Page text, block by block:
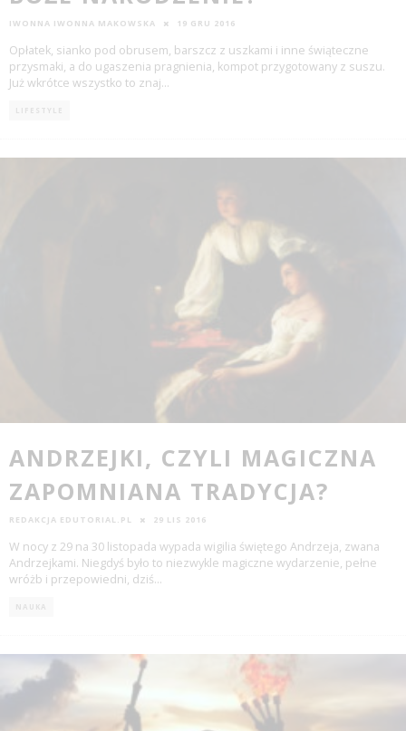
IWONNA IWONNA MAKOWSKA 19 GRU 2016
Opłatek, sianko pod obrusem, barszcz z uszkami i inne świąteczne
przysmaki, a do ugaszenia pragnienia, kompot przygotowany z suszu.
Już wkrótce wszystko to znaj...
LIFESTYLE
ANDRZEJKI, CZYLI MAGICZNA
ZAPOMNIANA TRADYCJA?
REDAKCJA EDUTORIAL.PL 29 LIS 2016
W nocy z 29 na 30 listopada wypada wigilia świętego Andrzeja, zwana
Andrzejkami. Niegdyś było to niezwykle magiczne wydarzenie, pełne
wróżb i przepowiedni, dziś...
NAUKA